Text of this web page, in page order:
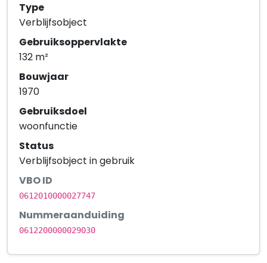
Type
Verblijfsobject
Gebruiksoppervlakte
132 m²
Bouwjaar
1970
Gebruiksdoel
woonfunctie
Status
Verblijfsobject in gebruik
VBO ID
0612010000027747
Nummeraanduiding
0612200000029030